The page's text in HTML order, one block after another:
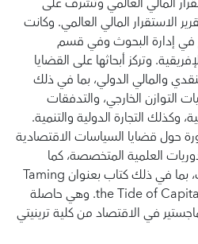
الاستقرار المالي العالمي. وكانت
إدارة البحوث وفي قسم
وتركز أبحاثها على القضايا
والمالي الدولي، بما في ذلك
التوازن الخارجي، والتدفقات
وكذلك التجارة الدولية والتنمية.
حول قضايا السياسات الاقتصادية
العلمية المتخصصة، كما
قامت بتأليف وتحرير عدة كتب، بما في ذلك كتاب بعنوان Taming
the Tide of Capital Flows (MIT Press, 2017). وهي حاصلة
في الاقتصاد من كلية ترينيتي